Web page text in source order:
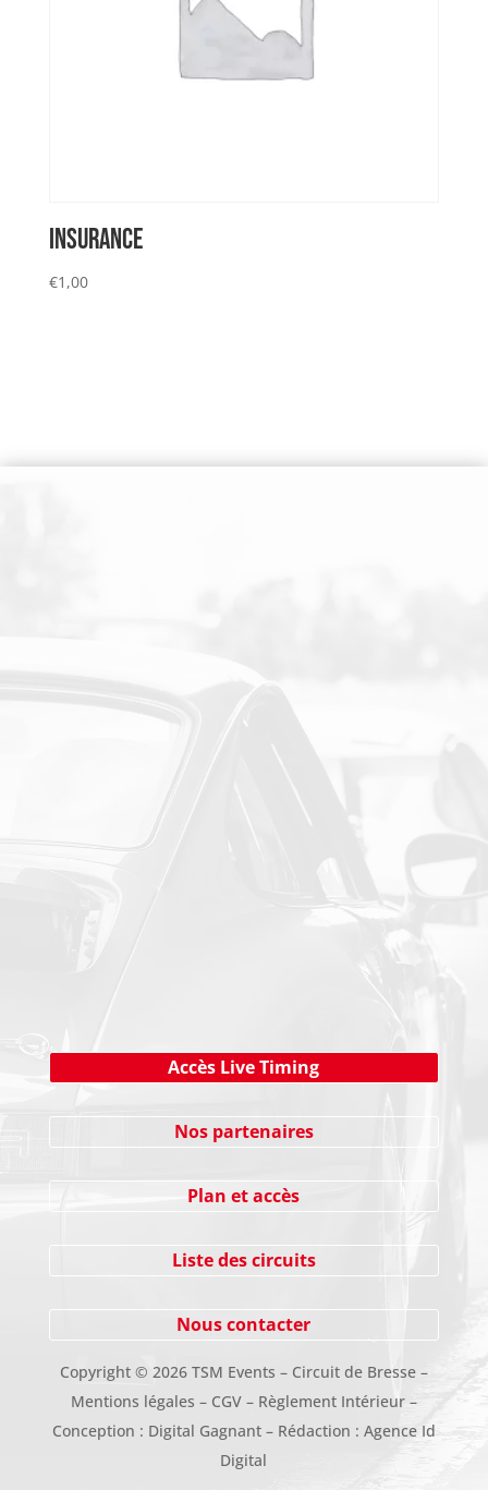
INSURANCE
€1,00
Accès Live Timing
Nos partenaires
Plan et accès
Liste des circuits
Nous contacter
Copyright © 2026 TSM Events – Circuit de Bresse –
Mentions légales – CGV– Règlement Intérieur–
Conception : Digital Gagnant– Rédaction : Agence Id
Digital